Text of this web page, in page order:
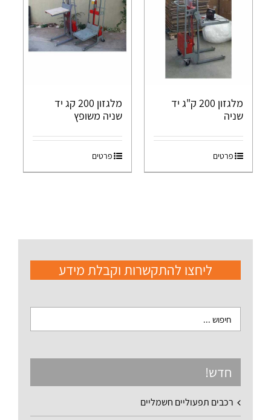
מלגזון 200 ק"ג יד
שניה
פרטים
מלגזון 200 קג יד
שניה משופץ
פרטים
ליחצו להתקשרות וקבלת מידע
חדש!
רכבים תפעוליים חשמליים